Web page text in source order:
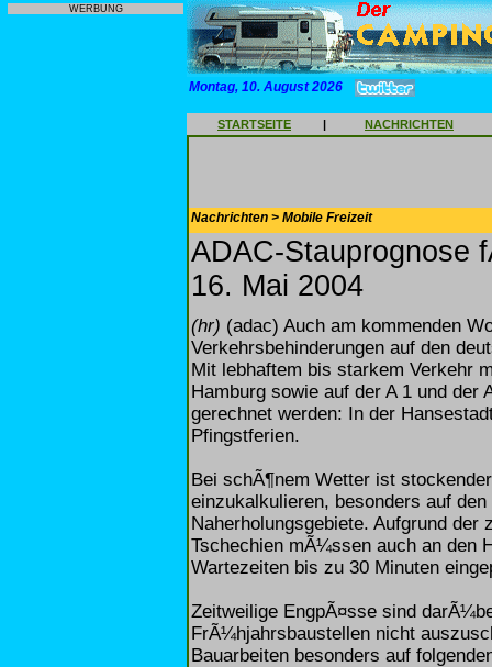
WERBUNG
Montag, 10. August 2026
STARTSEITE | NACHRICHTEN
Nachrichten > Mobile Freizeit
ADAC-Stauprognose
16. Mai 2004
(hr) (adac) Auch am kommenden
Verkehrsbehinderungen auf den
Mit lebhaftem bis starkem Verkehr
Hamburg sowie auf der A 1 und der
gerechnet werden: In der
Pfingstferien.
Bei schÃ¶nem Wetter ist
einzukalkulieren, besonders auf
Naherholungsgebiete. Aufgrund der
Tschechien mÃ¼ssen auch an den
Wartezeiten bis zu 30 Minuten
Zeitweilige EngpÃ¤sse sind
FrÃ¼hjahrsbaustellen nicht
Bauarbeiten besonders auf